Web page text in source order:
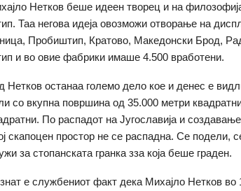
Нетков беше идеен творец и на
Таа негова идеја овозможи отворање на
Пробиштип, Кратово, Македонски Брод,
и во овие фабрики имаше 4.500 вработени.
Нетков останаа големо дело кое и денес е
со вкупна површина од 35.000 метри
По распадот на Југославија и
скапоцен простор не се распадна. Се подели,
за стопанската гранка зза која беше граден.
е службениот факт дека Михајло Нетков во